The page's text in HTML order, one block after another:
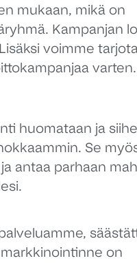
mukaan, mikä on
Kampanjan
voimme
varten.
huomataan ja
Se
antaa parhaan
on